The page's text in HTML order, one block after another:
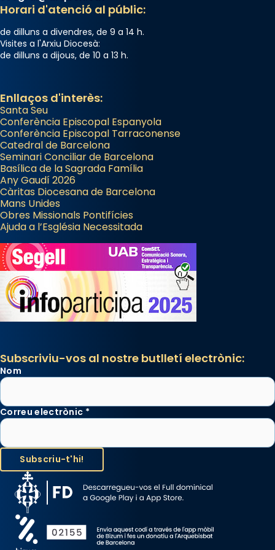
Horari d'atenció al públic:
de dilluns a divendres, de 9 a 14 h.
Visites a l'Arxiu Diocesà:
de dilluns a dijous, de 10 a 13 h.
Enllaços d'interès:
Santa Seu
Conferència Episcopal Espanyola
Conferència Episcopal Tarraconense
Catedral de Barcelona
Seminari Conciliar de Barcelona
Basílica de la Sagrada Família
Any Gaudí 2026
Càritas Diocesana de Barcelona
Mans Unides
Obres Missionals Pontifícies
Ajuda a l’Església Necessitada
Subscriviu-vos al nostre butlletí electrònic:
Nom
Correu electrònic *